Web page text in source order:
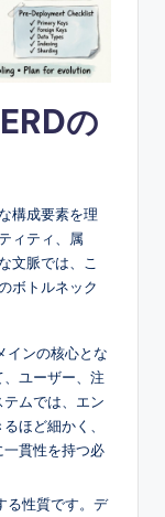
の
構成要素を理
ィティ、属
文脈では、こ
ボトルネック
インの核心とな
ユーザー、注
ムでは、エン
ほど細かく、
貫性を持つ必
る性質です。デ